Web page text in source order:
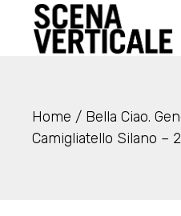
Home
Bella Ciao.
Camigliatello Silano –